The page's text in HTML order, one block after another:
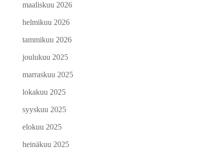
maaliskuu 2026
helmikuu 2026
tammikuu 2026
joulukuu 2025
marraskuu 2025
lokakuu 2025
syyskuu 2025
elokuu 2025
heinäkuu 2025